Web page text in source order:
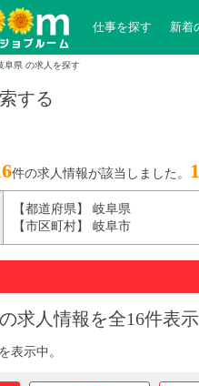
仕事を探す 新着
阜県 の求人を探す
する
件の求人情報が該当しました。
【都道府県】 岐阜県
【市区町村】 岐阜市
求人情報を全16件表示
表示中。